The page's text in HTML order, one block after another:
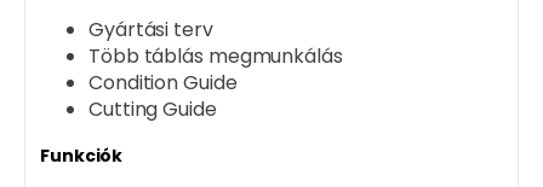
Gyártási terv
Több táblás megmunkálás
Condition Guide
Cutting Guide
Funkciók